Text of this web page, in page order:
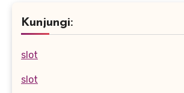
Kunjungi:
slot
slot